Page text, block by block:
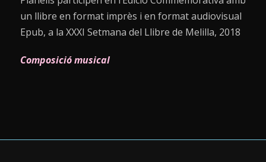
un llibre en format imprès i en format audiovisual
Epub, a la XXXI Setmana del Llibre de Melilla, 2018
Composició musical